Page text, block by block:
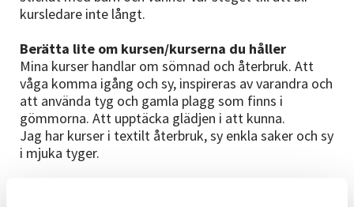
kursledare inte långt.
Berätta lite om kursen/kurserna du håller
Mina kurser handlar om sömnad och återbruk. Att
våga komma igång och sy, inspireras av varandra och
att använda tyg och gamla plagg som finns i
gömmorna. Att upptäcka glädjen i att kunna.
Jag har kurser i textilt återbruk, sy enkla saker och sy
i mjuka tyger.